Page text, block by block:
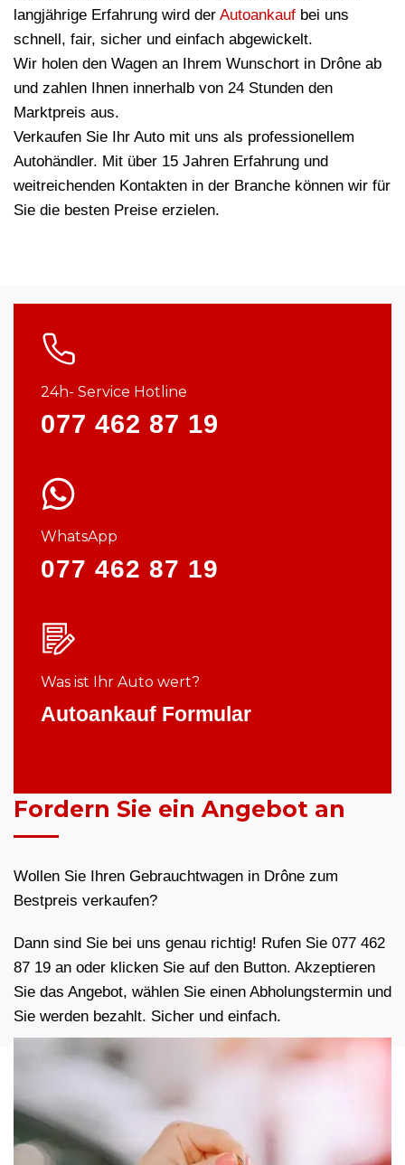
langjährige Erfahrung wird der Autoankauf bei uns
schnell, fair, sicher und einfach abgewickelt.
Wir holen den Wagen an Ihrem Wunschort in Drône ab
und zahlen Ihnen innerhalb von 24 Stunden den
Marktpreis aus.
Verkaufen Sie Ihr Auto mit uns als professionellem
Autohändler. Mit über 15 Jahren Erfahrung und
weitreichenden Kontakten in der Branche können wir für
Sie die besten Preise erzielen.
24h- Service Hotline
077 462 87 19
WhatsApp
077 462 87 19
Was ist Ihr Auto wert?
Autoankauf Formular
Fordern Sie ein Angebot an
Wollen Sie Ihren Gebrauchtwagen in Drône zum
Bestpreis verkaufen?
Dann sind Sie bei uns genau richtig! Rufen Sie 077 462
87 19 an oder klicken Sie auf den Button. Akzeptieren
Sie das Angebot, wählen Sie einen Abholungstermin und
Sie werden bezahlt. Sicher und einfach.